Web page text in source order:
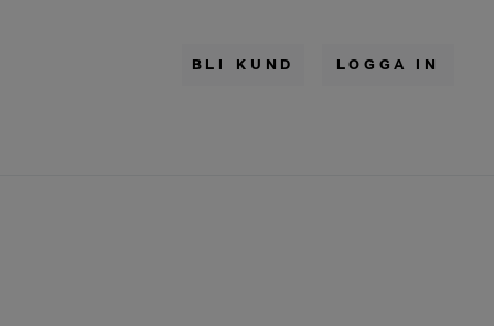
BLI KUND LOGGA IN